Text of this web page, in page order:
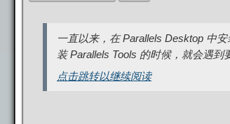
一直以来，在 Parallels Desktop 中
装 Parallels Tools 的时候，就会遇
点击跳转以继续阅读